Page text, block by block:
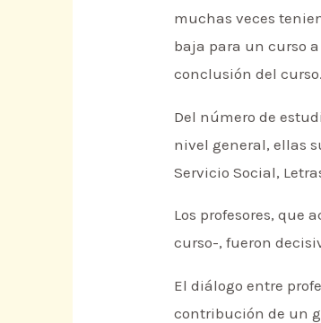
muchas veces
baja para un curso
conclusión del curso.
Del número de
nivel general, ellas
Servicio Social,
Los profesores, que
curso-, fueron
El diálogo entre
contribución de un